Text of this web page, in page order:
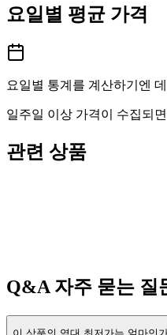
요일별 평균 가격
요일별 통계를 계산하기엔
일주일 이상 가격이 수집되
관련 상품
Q&A자주 묻는 질